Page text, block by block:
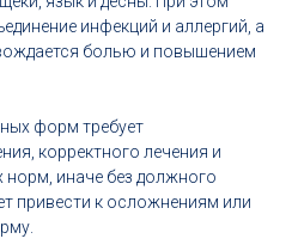
инфекций и аллергий, а
болью и повышением
форм требует
корректного лечения и
норм, иначе без должного
привести к осложнениям или